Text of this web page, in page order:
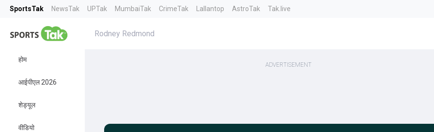
SportsTak NewsTak UPTak MumbaiTak CrimeTak Lallantop AstroTak Tak.live
होम
आईपीएल 2026
शेड्यूल
वीडियो
Rodney Redmond